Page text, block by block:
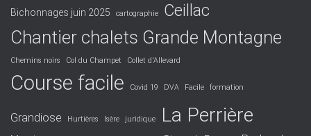
Bichonnages juin 2025 cartographie Ceillac
Chantier chalets Grande Montagne
Chemins noirs Col du Champet Collet d'Allevard
Course facile Covid 19 DVA Facile formation
Grandiose Hurtières Isère juridique La Perrière